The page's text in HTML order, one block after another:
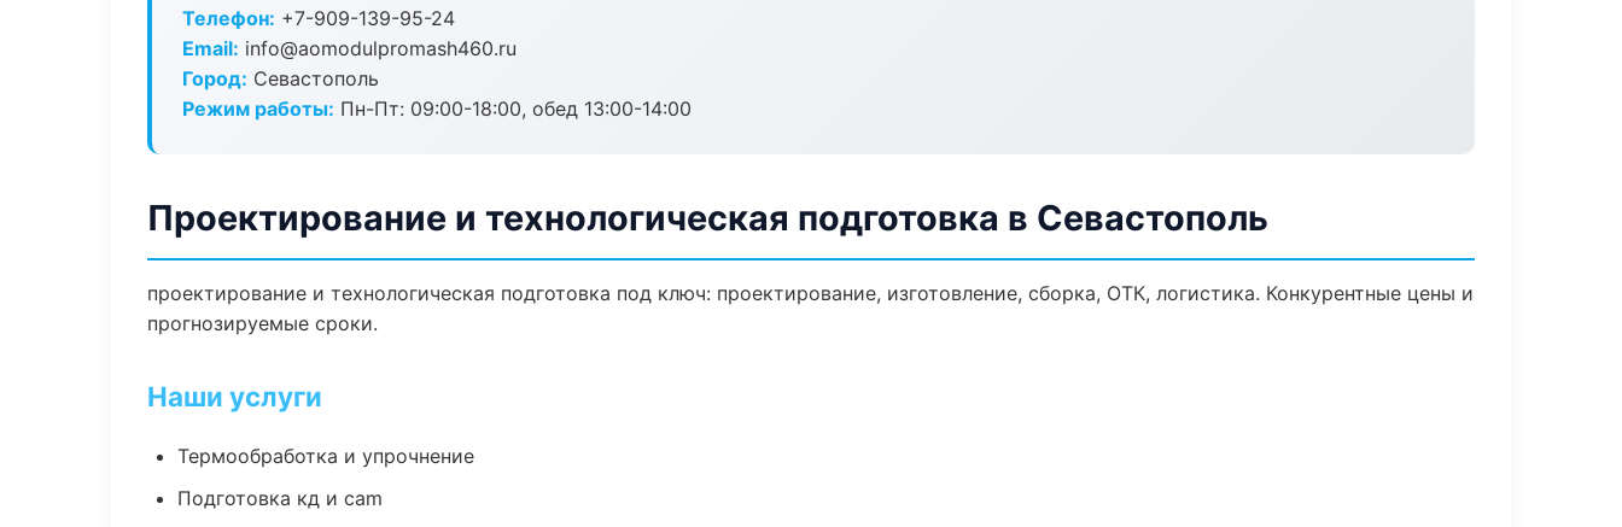
Телефон: +7-909-139-95-24
Email: info@aomodulpromash460.ru
Город: Севастополь
Режим работы: Пн-Пт: 09:00-18:00, обед 13:00-14:00
Проектирование и технологическая подготовка в Севастополь
проектирование и технологическая подготовка под ключ: проектирование, изготовление, сборка, ОТК, логистика. Конкурентные цены и
прогнозируемые сроки.
Наши услуги
Термообработка и упрочнение
Подготовка кд и cam